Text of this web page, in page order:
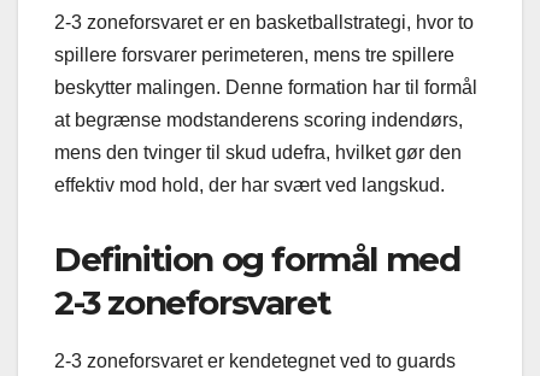
2-3 zoneforsvaret er en basketballstrategi, hvor to
spillere forsvarer perimeteren, mens tre spillere
beskytter malingen. Denne formation har til formål
at begrænse modstanderens scoring indendørs,
mens den tvinger til skud udefra, hvilket gør den
effektiv mod hold, der har svært ved langskud.
Definition og formål med
2-3 zoneforsvaret
2-3 zoneforsvaret er kendetegnet ved to guards